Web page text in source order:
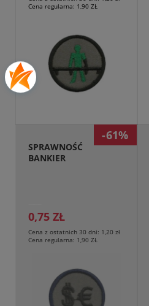
Cena regularna: 1,90 ZŁ
SPRAWNOŚĆ
BANKIER
0,75 ZŁ
Cena z ostatnich 30 dni: 1,20 zł
Cena regularna: 1,90 ZŁ
-61%